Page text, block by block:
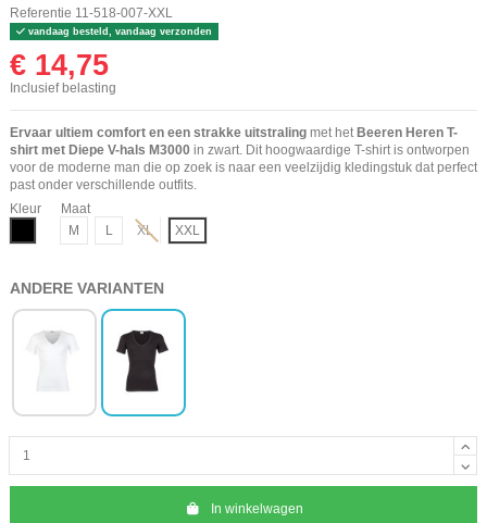
Referentie 11-518-007-XXL
vandaag besteld, vandaag verzonden
€ 14,75
Inclusief belasting
Ervaar ultiem comfort en een strakke uitstraling met het Beeren Heren T-
shirt met Diepe V-hals M3000 in zwart. Dit hoogwaardige T-shirt is ontworpen
voor de moderne man die op zoek is naar een veelzijdig kledingstuk dat perfect
past onder verschillende outfits.
Kleur
Maat
M
L XL XXL
ANDERE VARIANTEN
In winkelwagen